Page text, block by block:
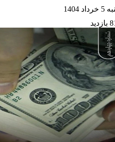
1404